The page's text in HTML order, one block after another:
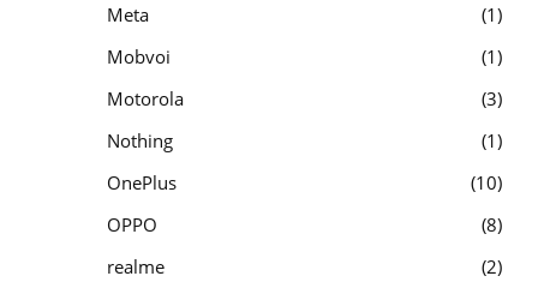
Meta
1
Mobvoi
1
Motorola
3
Nothing
1
OnePlus
10
OPPO
8
realme
2